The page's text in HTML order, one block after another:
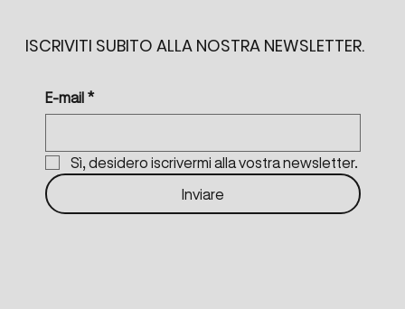
ISCRIVITI SUBITO ALLA NOSTRA NEWSLETTER.
E-mail *
Sì, desidero iscrivermi alla vostra newsletter.
Inviare